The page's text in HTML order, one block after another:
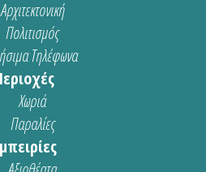
Αρχιτεκτονική
Πολιτισμός
Τηλέφωνα
Χωριά
Παραλίες